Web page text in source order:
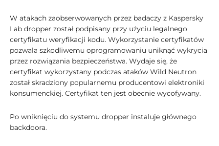
W atakach zaobserwowanych przez badaczy z Kaspersky
Lab dropper został podpisany przy użyciu legalnego
certyfikatu weryfikacji kodu. Wykorzystanie certyfikatów
pozwala szkodliwemu oprogramowaniu uniknąć wykrycia
przez rozwiązania bezpieczeństwa. Wydaje się, że
certyfikat wykorzystany podczas ataków Wild Neutron
został skradziony popularnemu producentowi elektroniki
konsumenckiej. Certyfikat ten jest obecnie wycofywany.
Po wniknięciu do systemu dropper instaluje głównego
backdoora.